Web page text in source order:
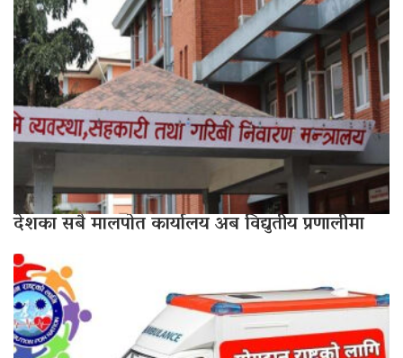
देशका सबै मालपोत कार्यालय अब विद्युतीय प्रणालीमा